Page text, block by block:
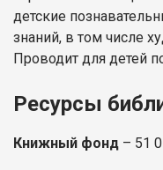
детские
знаний, в том числе
Проводит для детей
Ресурсы
Книжный фонд – 51